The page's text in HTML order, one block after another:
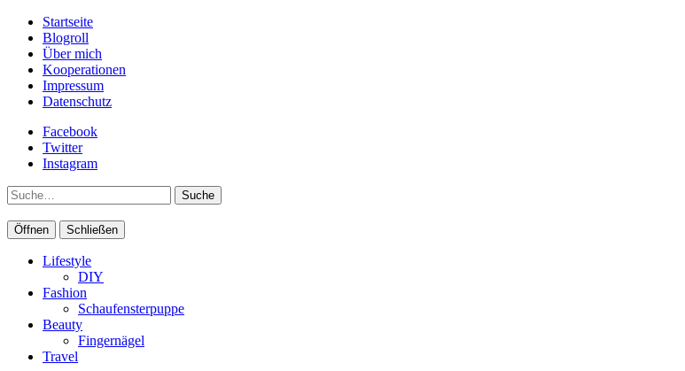
Startseite
Blogroll
Über mich
Kooperationen
Impressum
Datenschutz
Facebook
Twitter
Instagram
Suche
Öffnen Schließen
Lifestyle
DIY
Fashion
Schaufensterpuppe
Beauty
Fingernägel
Travel